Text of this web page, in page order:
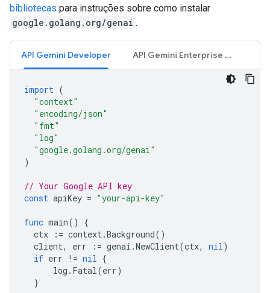
bibliotecas para instruções sobre como instalar
google.golang.org/genai .
API Gemini Developer API Gemini Enterprise Agent Platform
import (
"context"
"encoding/json"
"fmt"
"log"
"google.golang.org/genai"
)
// Your Google API key
const apiKey = "your-api-key"
func main()
{
ctx
:= context.Background()
client, err := genai .NewClient(ctx, nil)
if err != nil {
log . Fatal(err)
}